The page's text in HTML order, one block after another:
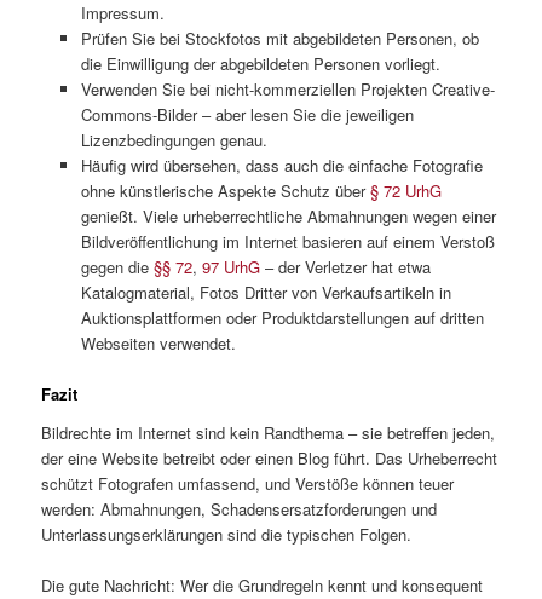
Impressum.
Prüfen Sie bei Stockfotos mit abgebildeten Personen, ob
die Einwilligung der abgebildeten Personen vorliegt.
Verwenden Sie bei nicht-kommerziellen Projekten Creative-
Commons-Bilder – aber lesen Sie die jeweiligen
Lizenzbedingungen genau.
Häufig wird übersehen, dass auch die einfache Fotografie
ohne künstlerische Aspekte Schutz über§ 72 UrhG
genießt. Viele urheberrechtliche Abmahnungen wegen einer
Bildveröffentlichung im Internet basieren auf einem Verstoß
gegen die §§ 72, 97 UrhG– der Verletzer hat etwa
Katalogmaterial, Fotos Dritter von Verkaufsartikeln in
Auktionsplattformen oder Produktdarstellungen auf dritten
Webseiten verwendet.
Fazit
Bildrechte im Internet sind kein Randthema – sie betreffen jeden,
der eine Website betreibt oder einen Blog führt. Das Urheberrecht
schützt Fotografen umfassend, und Verstöße können teuer
werden: Abmahnungen, Schadensersatzforderungen und
Unterlassungserklärungen sind die typischen Folgen.
Die gute Nachricht: Wer die Grundregeln kennt und konsequent